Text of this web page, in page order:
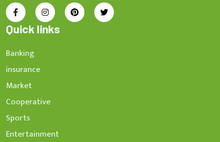
Quick links
Banking
insurance
Market
Cooperative
Sports
Entertainment